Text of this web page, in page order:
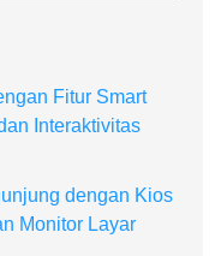
Fitur Smart
Interaktivitas
dengan Kios
Monitor Layar